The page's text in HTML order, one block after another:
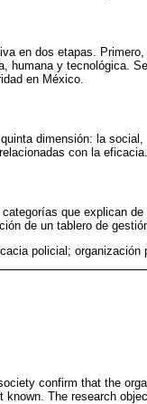
en dos etapas.
humana y tecnológica.
en México.
dimensión: la
con la eficacia.
que explican
de un tablero de
policial;
confirm that the
known. The research